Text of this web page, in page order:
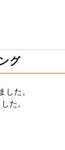
グ
した。
た。